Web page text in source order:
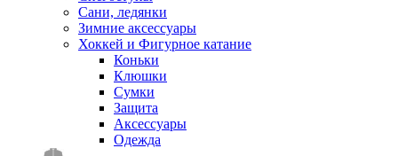
Сани, ледянки
Зимние аксессуары
Хоккей и Фигурное катание
Коньки
Клюшки
Сумки
Защита
Аксессуары
Одежда